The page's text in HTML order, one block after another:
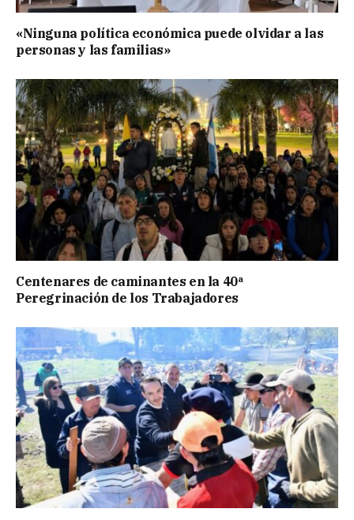
«Ninguna política económica puede olvidar a las
personas y las familias»
Centenares de caminantes en la 40ª
Peregrinación de los Trabajadores